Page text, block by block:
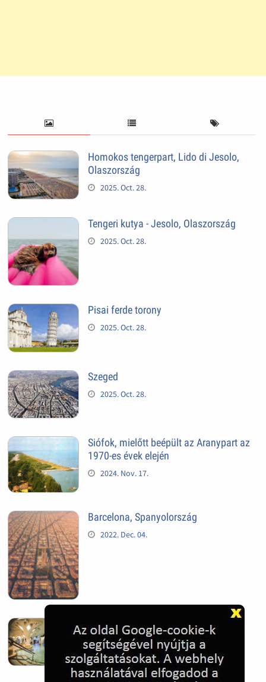
Homokos tengerpart, Lido di Jesolo,
Olaszország
2025. Oct. 28.
Tengeri kutya - Jesolo, Olaszország
2025. Oct. 28.
Pisai ferde torony
2025. Oct. 28.
Szeged
2025. Oct. 28.
Siófok, mielőtt beépült az Aranypart az
1970-es évek elején
2024. Nov. 17.
Barcelona, Spanyolország
2022. Dec. 04.
Hagymatikum | Makó fürdő
2022. Nov. 01.